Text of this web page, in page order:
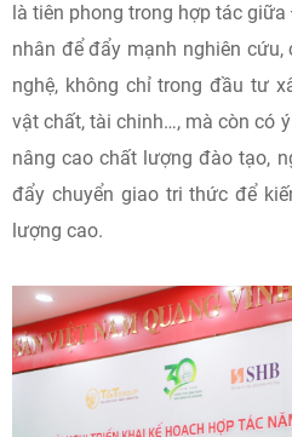
là tiên phong trong hợp tác
nhân để đẩy mạnh nghiên cứu,
nghệ, không chỉ trong đầu tư
vật chất, tài chinh…, mà còn có
nâng cao chất lượng đào tạo,
đẩy chuyển giao tri thức để
lượng cao.